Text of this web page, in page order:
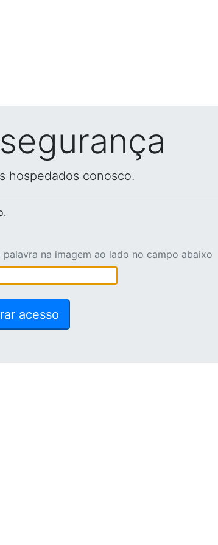
hospedados conosco.
palavra na imagem ao lado no campo abaixo